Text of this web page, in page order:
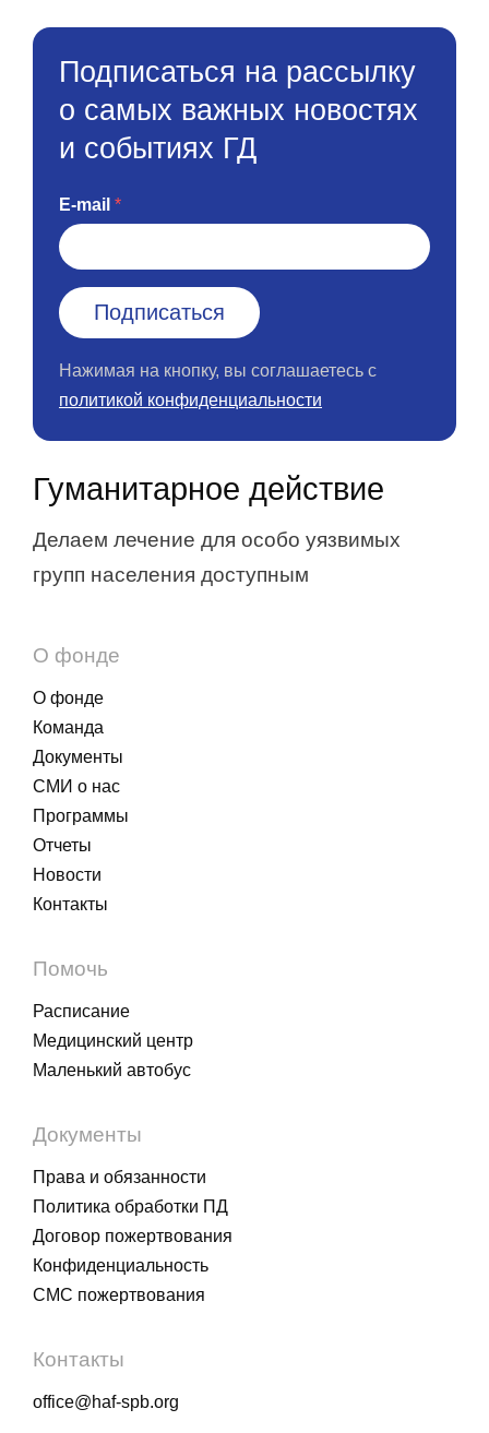
Подписаться на рассылку
о самых важных новостях
и событиях ГД
E-mail
Нажимая на кнопку, вы соглашаетесь с
политикой конфиденциальности
Гуманитарное действие
Делаем лечение для особо уязвимых
групп населения доступным
О фонде
О фонде
Команда
Документы
СМИ о нас
Программы
Отчеты
Новости
Контакты
Помочь
Расписание
Медицинский центр
Маленький автобус
Документы
Права и обязанности
Политика обработки ПД
Договор пожертвования
Конфиденциальность
СМС пожертвования
Контакты
office@haf-spb.org